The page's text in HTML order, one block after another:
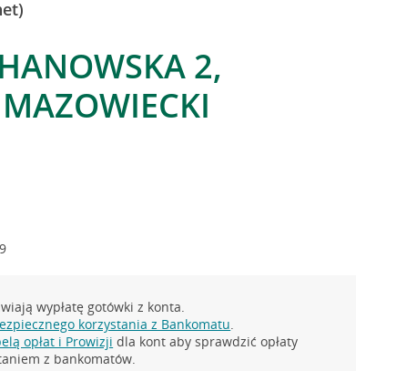
2,
wypłatę gotówki z konta.
korzystania z Bankomatu.
opłat i Prowizji dla kont aby sprawdzić opłaty
z bankomatów.